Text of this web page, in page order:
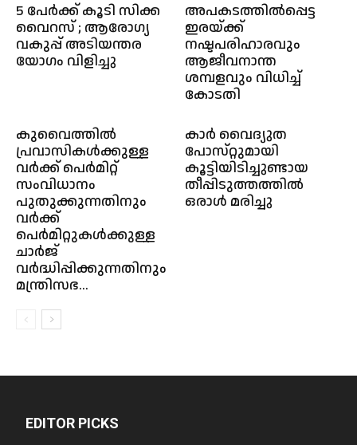
5 പേര്‍ക്ക് കൂടി സിക്ക
വൈറസ് ; ആരോഗ്യ
വകുപ്പ് അടിയന്തര
യോഗം വിളിച്ചു
അപകടത്തിൽപ്പെട്ട
ഇരയ്ക്ക്
നഷ്ടപരിഹാരവും
ആജീവനാന്ത
ശമ്പളവും വിധിച്ച്
കോടതി
കുവൈത്തിൽ
പ്രവാസികൾക്കുള്ള
വർക്ക് പെർമിറ്റ്
സംവിധാനം
പുതുക്കുന്നതിനും
വർക്ക്
പെർമിറ്റുകൾക്കുള്ള
ചാർജ്
വർദ്ധിപ്പിക്കുന്നതിനും
മന്ത്രിസഭ...
കാര്‍ വൈദ്യുത‌
പോസ്‌റ്റുമായി
കൂട്ടിയിടിച്ചുണ്ടായ
തീപ്പിടുത്തത്തില്‍
ഒരാള്‍ മരിച്ചു
EDITOR PICKS